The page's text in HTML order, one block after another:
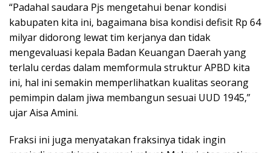
“Padahal saudara Pjs mengetahui benar kondisi
kabupaten kita ini, bagaimana bisa kondisi defisit Rp 64
milyar didorong lewat tim kerjanya dan tidak
mengevaluasi kepala Badan Keuangan Daerah yang
terlalu cerdas dalam memformula struktur APBD kita
ini, hal ini semakin memperlihatkan kualitas seorang
pemimpin dalam jiwa membangun sesuai UUD 1945,”
ujar Aisa Amini.
Fraksi ini juga menyatakan fraksinya tidak ingin